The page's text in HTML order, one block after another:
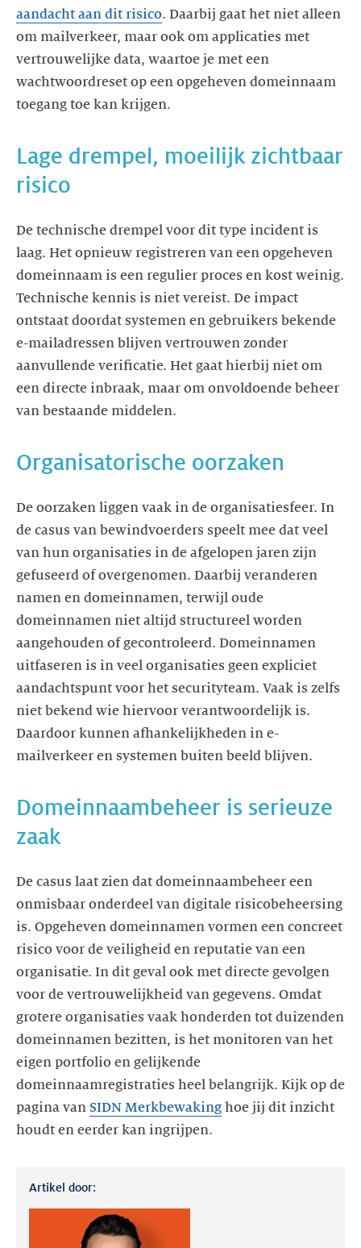
aandacht aan dit risico. Daarbij gaat het niet alleen
om mailverkeer, maar ook om applicaties met
vertrouwelijke data, waartoe je met een
wachtwoordreset op een opgeheven domeinnaam
toegang toe kan krijgen.
Lage drempel, moeilijk zichtbaar
risico
De technische drempel voor dit type incident is
laag. Het opnieuw registreren van een opgeheven
domeinnaam is een regulier proces en kost weinig.
Technische kennis is niet vereist. De impact
ontstaat doordat systemen en gebruikers bekende
e-mailadressen blijven vertrouwen zonder
aanvullende verificatie. Het gaat hierbij niet om
een directe inbraak, maar om onvoldoende beheer
van bestaande middelen.
Organisatorische oorzaken
De oorzaken liggen vaak in de organisatiesfeer. In
de casus van bewindvoerders speelt mee dat veel
van hun organisaties in de afgelopen jaren zijn
gefuseerd of overgenomen. Daarbij veranderen
namen en domeinnamen, terwijl oude
domeinnamen niet altijd structureel worden
aangehouden of gecontroleerd. Domeinnamen
uitfaseren is in veel organisaties geen expliciet
aandachtspunt voor het securityteam. Vaak is zelfs
niet bekend wie hiervoor verantwoordelijk is.
Daardoor kunnen afhankelijkheden in e-
mailverkeer en systemen buiten beeld blijven.
Domeinnaambeheer is serieuze
zaak
De casus laat zien dat domeinnaambeheer een
onmisbaar onderdeel van digitale risicobeheersing
is. Opgeheven domeinnamen vormen een concreet
risico voor de veiligheid en reputatie van een
organisatie. In dit geval ook met directe gevolgen
voor de vertrouwelijkheid van gegevens. Omdat
grotere organisaties vaak honderden tot duizenden
domeinnamen bezitten, is het monitoren van het
eigen portfolio en gelijkende
domeinnaamregistraties heel belangrijk. Kijk op de
pagina van SIDN Merkbewaking hoe jij dit inzicht
houdt en eerder kan ingrijpen.
Artikel door: